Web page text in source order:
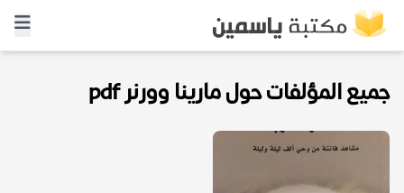
جميع المؤلفات حول مارينا وورنر pdf